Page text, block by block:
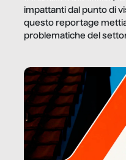
impattanti dal punto di
questo reportage
problematiche del